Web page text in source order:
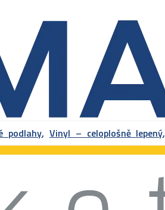
podlahy,Vinyl – celoplošně lepený,